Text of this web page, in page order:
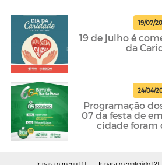
19/07/
19 de julho é
da
24/04/
Programação
07 da festa de
cidade foram